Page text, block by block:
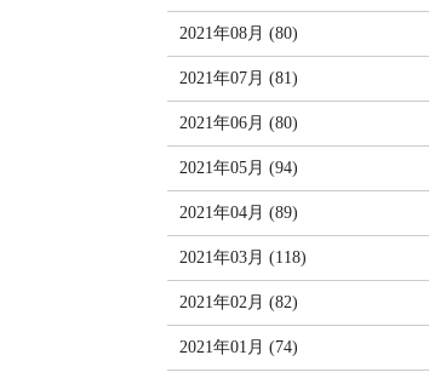
2021年08月 (80)
2021年07月 (81)
2021年06月 (80)
2021年05月 (94)
2021年04月 (89)
2021年03月 (118)
2021年02月 (82)
2021年01月 (74)